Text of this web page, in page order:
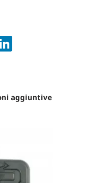
aggiuntive